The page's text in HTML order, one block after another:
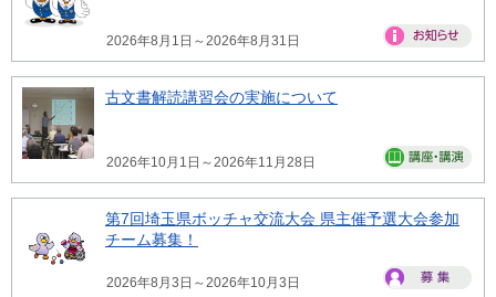
2026年8月1日～2026年8月31日
古文書解読講習会の実施について
2026年10月1日～2026年11月28日
第7回埼玉県ボッチャ交流大会 県主催予選大会参加
チーム募集！
2026年8月3日～2026年10月3日